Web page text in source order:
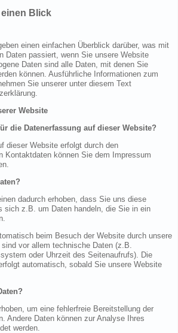
Blick
einen einfachen Überblick darüber, was mit
Daten passiert, wenn Sie unsere Website
Daten sind alle Daten, mit denen Sie
können. Ausführliche Informationen zum
Sie unserer unter diesem Text
Website
die Datenerfassung auf dieser Website?
dieser Website erfolgt durch den
Kontaktdaten können Sie dem Impressum
dadurch erhoben, dass Sie uns diese
sich z.B. um Daten handeln, die Sie in ein
beim Besuch der Website durch unsere
vor allem technische Daten (z.B.
oder Uhrzeit des Seitenaufrufs). Die
automatisch, sobald Sie unsere Website
um eine fehlerfreie Bereitstellung der
Andere Daten können zur Analyse Ihres
werden.